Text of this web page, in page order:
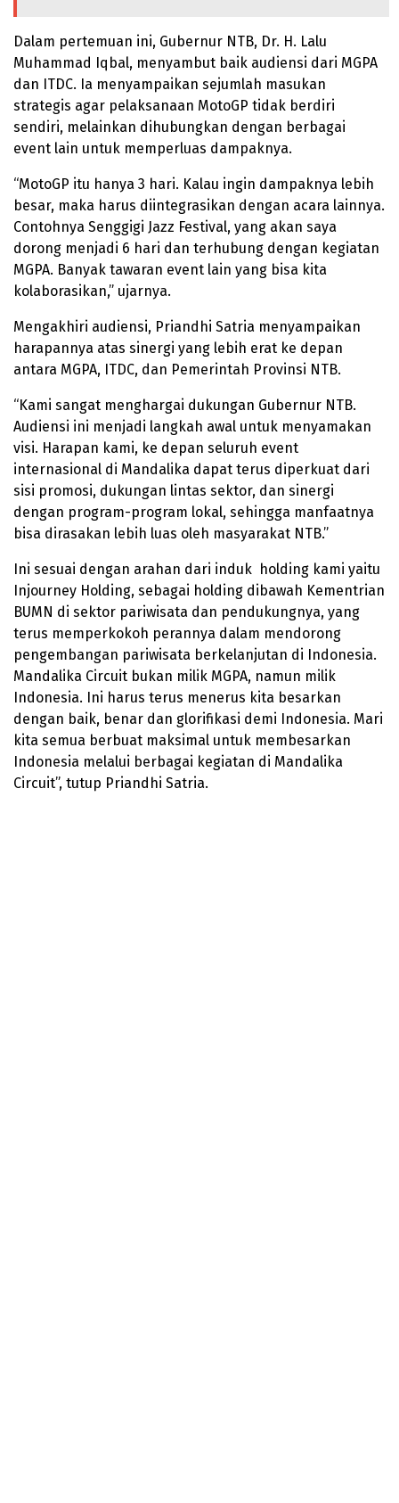
Dalam pertemuan ini, Gubernur NTB, Dr. H. Lalu
Muhammad Iqbal, menyambut baik audiensi dari MGPA
dan ITDC. Ia menyampaikan sejumlah masukan
strategis agar pelaksanaan MotoGP tidak berdiri
sendiri, melainkan dihubungkan dengan berbagai
event lain untuk memperluas dampaknya.
“MotoGP itu hanya 3 hari. Kalau ingin dampaknya lebih
besar, maka harus diintegrasikan dengan acara lainnya.
Contohnya Senggigi Jazz Festival, yang akan saya
dorong menjadi 6 hari dan terhubung dengan kegiatan
MGPA. Banyak tawaran event lain yang bisa kita
kolaborasikan,” ujarnya.
Mengakhiri audiensi, Priandhi Satria menyampaikan
harapannya atas sinergi yang lebih erat ke depan
antara MGPA, ITDC, dan Pemerintah Provinsi NTB.
“Kami sangat menghargai dukungan Gubernur NTB.
Audiensi ini menjadi langkah awal untuk menyamakan
visi. Harapan kami, ke depan seluruh event
internasional di Mandalika dapat terus diperkuat dari
sisi promosi, dukungan lintas sektor, dan sinergi
dengan program-program lokal, sehingga manfaatnya
bisa dirasakan lebih luas oleh masyarakat NTB.”
Ini sesuai dengan arahan dari induk holding kami yaitu
Injourney Holding, sebagai holding dibawah Kementrian
BUMN di sektor pariwisata dan pendukungnya, yang
terus memperkokoh perannya dalam mendorong
pengembangan pariwisata berkelanjutan di Indonesia.
Mandalika Circuit bukan milik MGPA, namun milik
Indonesia. Ini harus terus menerus kita besarkan
dengan baik, benar dan glorifikasi demi Indonesia. Mari
kita semua berbuat maksimal untuk membesarkan
Indonesia melalui berbagai kegiatan di Mandalika
Circuit”, tutup Priandhi Satria.